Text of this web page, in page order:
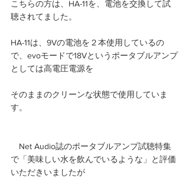
こちらの方は、HA-11を、電池を交換して試
聴されてました。
HA-11は、9Vの電池を２本使用しているの
で、evoモードで18Vというポータブルアンプ
としては高電圧電源を
そのままのクリーンな状態で使用していま
す。
Net Audio誌のポータブルアンプ試聴特集
で「美味しい水を飲んでいるような」と評価
いただきいましたが